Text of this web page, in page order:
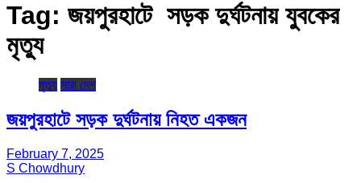
Tag: জয়পুরহাটে সড়ক দুর্ঘটনায় যুবকের
মৃত্যু
মৃত্যু সারা দেশ
জয়পুরহাটে সড়ক দুর্ঘটনায় নিহত একজন
February 7, 2025
S Chowdhury